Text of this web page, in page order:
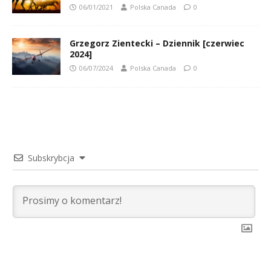
06/01/2021 Polska Canada 0
Grzegorz Zientecki – Dziennik [czerwiec
2024]
06/07/2024 Polska Canada 0
Subskrybcja